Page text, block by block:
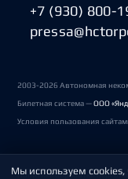
+7 (930) 800-
2003-2026 Автономная
Билетная система —ООО
Условия пользования
Политика обработки
Мы используем cookies,